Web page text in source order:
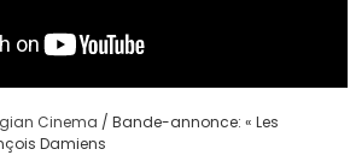
Cinema / Bande-annonce: « Les
Damiens